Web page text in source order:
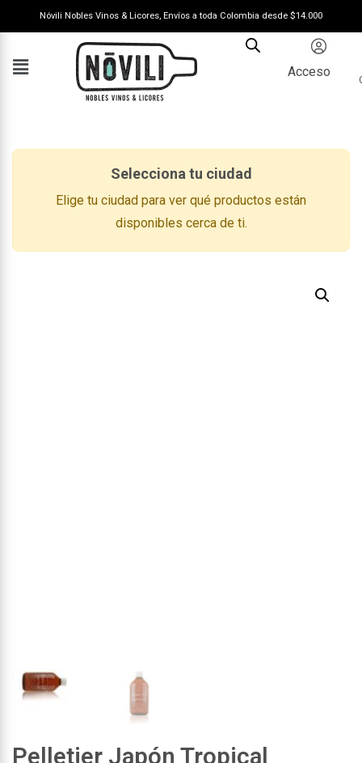
Nóvili Nobles Vinos & Licores, Envíos a toda Colombia desde $14.000
Acceso
Selecciona tu ciudad
Elige tu ciudad para ver qué productos están
disponibles cerca de ti.
Pelletier Japón Tropical